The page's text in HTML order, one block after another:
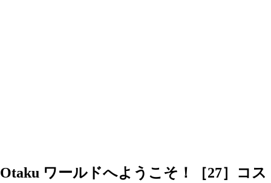
Otaku ワールドへようこそ！［27］コス